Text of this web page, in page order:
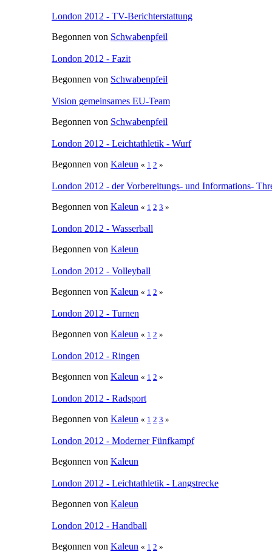
London 2012 - TV-Berichterstattung
Begonnen von Schwabenpfeil
London 2012 - Fazit
Begonnen von Schwabenpfeil
Vision gemeinsames EU-Team
Begonnen von Schwabenpfeil
London 2012 - Leichtathletik - Wurf
Begonnen von Kaleun « 1 2 »
London 2012 - der Vorbereitungs- und Informations-
Begonnen von Kaleun « 1 2 3 »
London 2012 - Wasserball
Begonnen von Kaleun
London 2012 - Volleyball
Begonnen von Kaleun « 1 2 »
London 2012 - Turnen
Begonnen von Kaleun « 1 2 »
London 2012 - Ringen
Begonnen von Kaleun « 1 2 »
London 2012 - Radsport
Begonnen von Kaleun « 1 2 3 »
London 2012 - Moderner Fünfkampf
Begonnen von Kaleun
London 2012 - Leichtathletik - Langstrecke
Begonnen von Kaleun
London 2012 - Handball
Begonnen von Kaleun « 1 2 »